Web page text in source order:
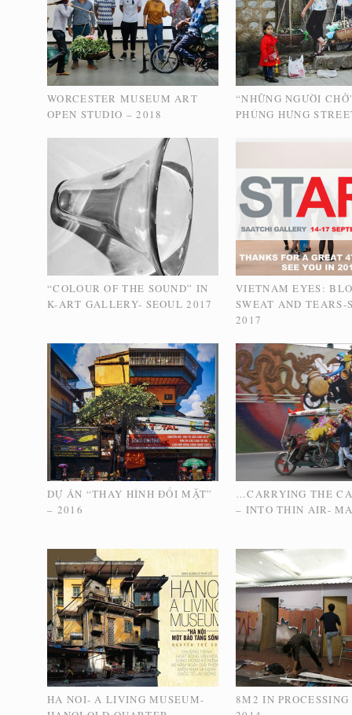
WORCESTER MUSEUM ART
OPEN STUDIO – 2018
“NHỮNG NGƯỜI
PHÙNG HƯNG
“COLOUR OF THE SOUND” IN
K-ART GALLERY- SEOUL 2017
VIETNAM EYES:
SWEAT AND TEARS-
2017
DỰ ÁN “THAY HÌNH ĐỔI MẶT”
– 2016
…CARRYING THE
– INTO THIN AIR-
HA NOI- A LIVING MUSEUM-
8M2 IN